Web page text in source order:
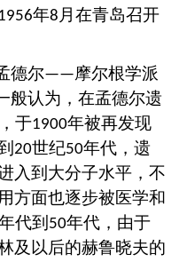
年8 月在青岛召开
德尔——摩尔根学派
般认为，在孟德尔遗
于1900年被再发现
20世纪50年代，遗
入到大分子水平，不
方面也逐步被医学和
代到 50年代，由于
及以后的赫鲁晓夫的